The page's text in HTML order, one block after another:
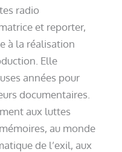
radio
et reporter,
à la réalisation
Elle
années pour
documentaires.
aux luttes
au monde
de l’exil, aux